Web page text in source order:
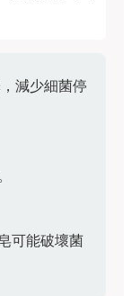
減少細菌停
可能破壞菌